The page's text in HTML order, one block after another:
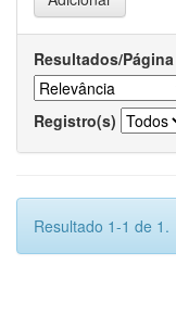
Resultados/Página
Registro(s)
Resultado 1-1 de 1.